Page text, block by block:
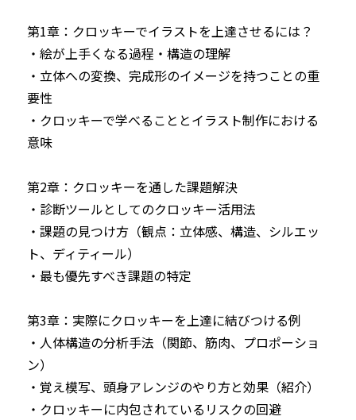
第1章：クロッキーでイラストを上達させるには？
・絵が上手くなる過程・構造の理解
・立体への変換、完成形のイメージを持つことの重
要性
・クロッキーで学べることとイラスト制作における
意味
第2章：クロッキーを通した課題解決
・診断ツールとしてのクロッキー活用法
・課題の見つけ方（観点：立体感、構造、シルエッ
ト、ディティール）
・最も優先すべき課題の特定
第3章：実際にクロッキーを上達に結びつける例
・人体構造の分析手法（関節、筋肉、プロポーショ
ン）
・覚え模写、頭身アレンジのやり方と効果（紹介）
・クロッキーに内包されているリスクの回避